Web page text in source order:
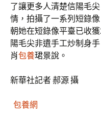
了讓更多人清楚信陽毛
情，拍攝了一系列短錄
朝她在短錄像平臺已收
陽毛尖非遺手工炒制身
肖包養珺景說。
新華社記者 郝源 攝
包養網